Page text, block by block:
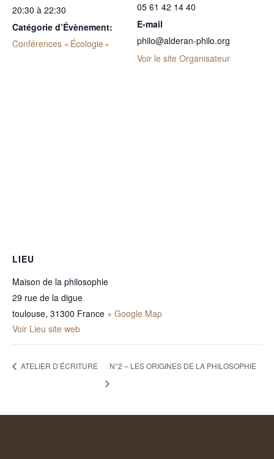
20:30 à 22:30
Catégorie d’Évènement:
Conférences « Écologie »
05 61 42 14 40
E-mail
philo@alderan-philo.org
Voir le site Organisateur
LIEU
Maison de la philosophie
29 rue de la digue
toulouse, 31300 France + Google Map
Voir Lieu site web
ATELIER D’ÉCRITURE N°2 – LES ORIGINES DE LA PHILOSOPHIE